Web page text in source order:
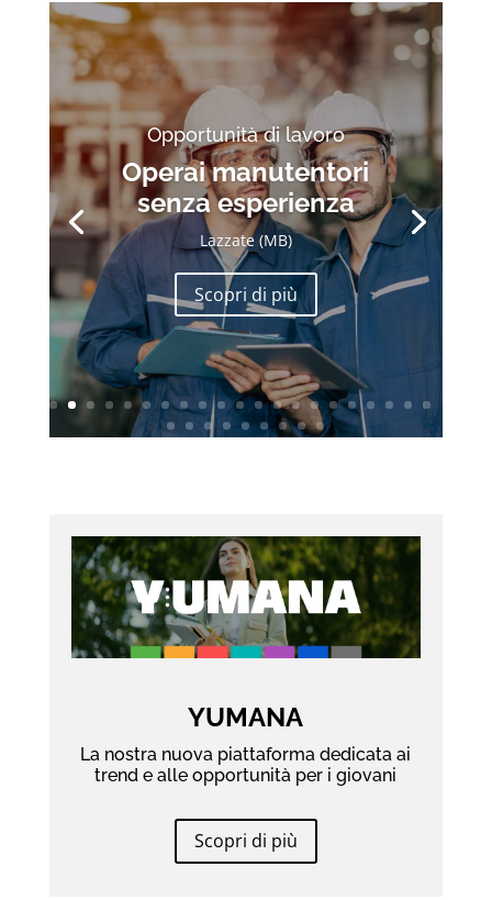
Opportunità di lavoro
Operai manutentori
senza esperienza
Lazzate (MB)
Scopri di più
YUMANA
La nostra nuova piattaforma dedicata ai
trend e alle opportunità per i giovani
Scopri di più